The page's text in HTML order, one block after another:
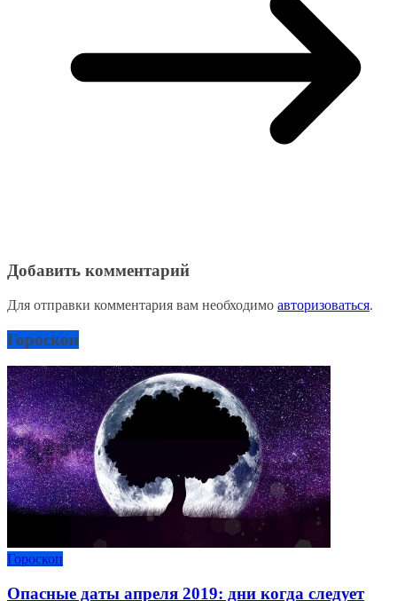
Добавить комментарий
Для отправки комментария вам необходимо авторизоваться.
Гороскоп
Гороскоп
Опасные даты апреля 2019: дни когда следует